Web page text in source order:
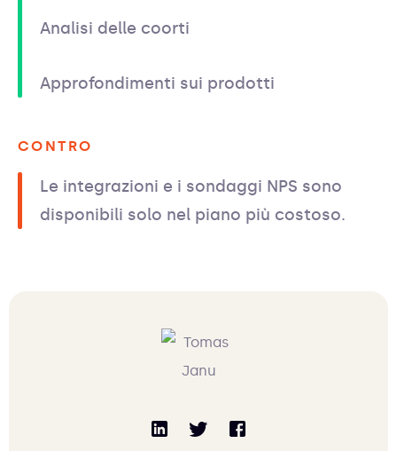
Analisi delle coorti
Approfondimenti sui prodotti
CONTRO
Le integrazioni e i sondaggi NPS sono
disponibili solo nel piano più costoso.